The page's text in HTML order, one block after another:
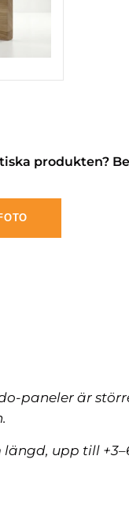
produkten?
paneler är
längd, upp till